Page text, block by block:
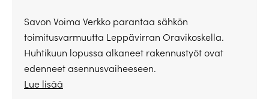
Savon Voima Verkko parantaa sähkön
toimitusvarmuutta Leppävirran Oravikoskella.
Huhtikuun lopussa alkaneet rakennustyöt ovat
edenneet asennusvaiheeseen.
Lue lisää